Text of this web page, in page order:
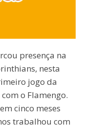
presença na
nesta
jogo da
o Flamengo.
cinco meses
trabalhou com